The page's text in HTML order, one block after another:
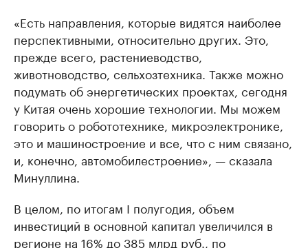
«Есть направления, которые видятся наиболее
перспективными, относительно других. Это,
прежде всего, растениеводство,
животноводство, сельхозтехника. Также можно
подумать об энергетических проектах, сегодня
у Китая очень хорошие технологии. Мы можем
говорить о робототехнике, микроэлектронике,
это и машиностроение и все, что с ним связано,
и, конечно, автомобилестроение», — сказала
Минуллина.
В целом, по итогам I полугодия, объем
инвестиций в основной капитал увеличился в
регионе на 16% до 385 млрд руб., по